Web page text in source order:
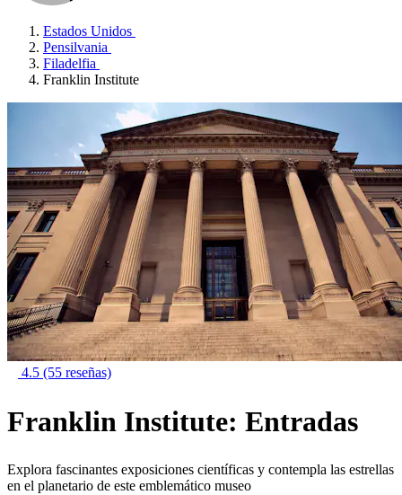
Estados Unidos
Pensilvania
Filadelfia
Franklin Institute
4.5 (55 reseñas)
Franklin Institute: Entradas
Explora fascinantes exposiciones científicas y contempla las estrellas
en el planetario de este emblemático museo